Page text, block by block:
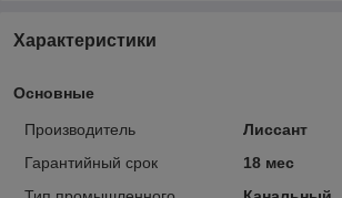
Характеристики
Основные
Производитель
Лиссант
Гарантийный срок
18 мес